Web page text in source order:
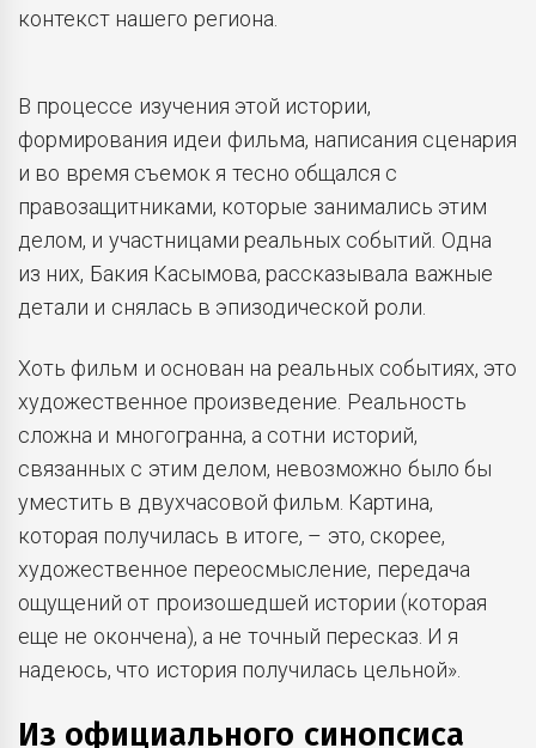
контекст нашего региона.
В процессе изучения этой истории,
формирования идеи фильма, написания сценария
и во время съемок я тесно общался с
правозащитниками, которые занимались этим
делом, и участницами реальных событий. Одна
из них, Бакия Касымова, рассказывала важные
детали и снялась в эпизодической роли.
Хоть фильм и основан на реальных событиях, это
художественное произведение. Реальность
сложна и многогранна, а сотни историй,
связанных с этим делом, невозможно было бы
уместить в двухчасовой фильм. Картина,
которая получилась в итоге, – это, скорее,
художественное переосмысление, передача
ощущений от произошедшей истории (которая
еще не окончена), а не точный пересказ. И я
надеюсь, что история получилась цельной».
Из официального синопсиса